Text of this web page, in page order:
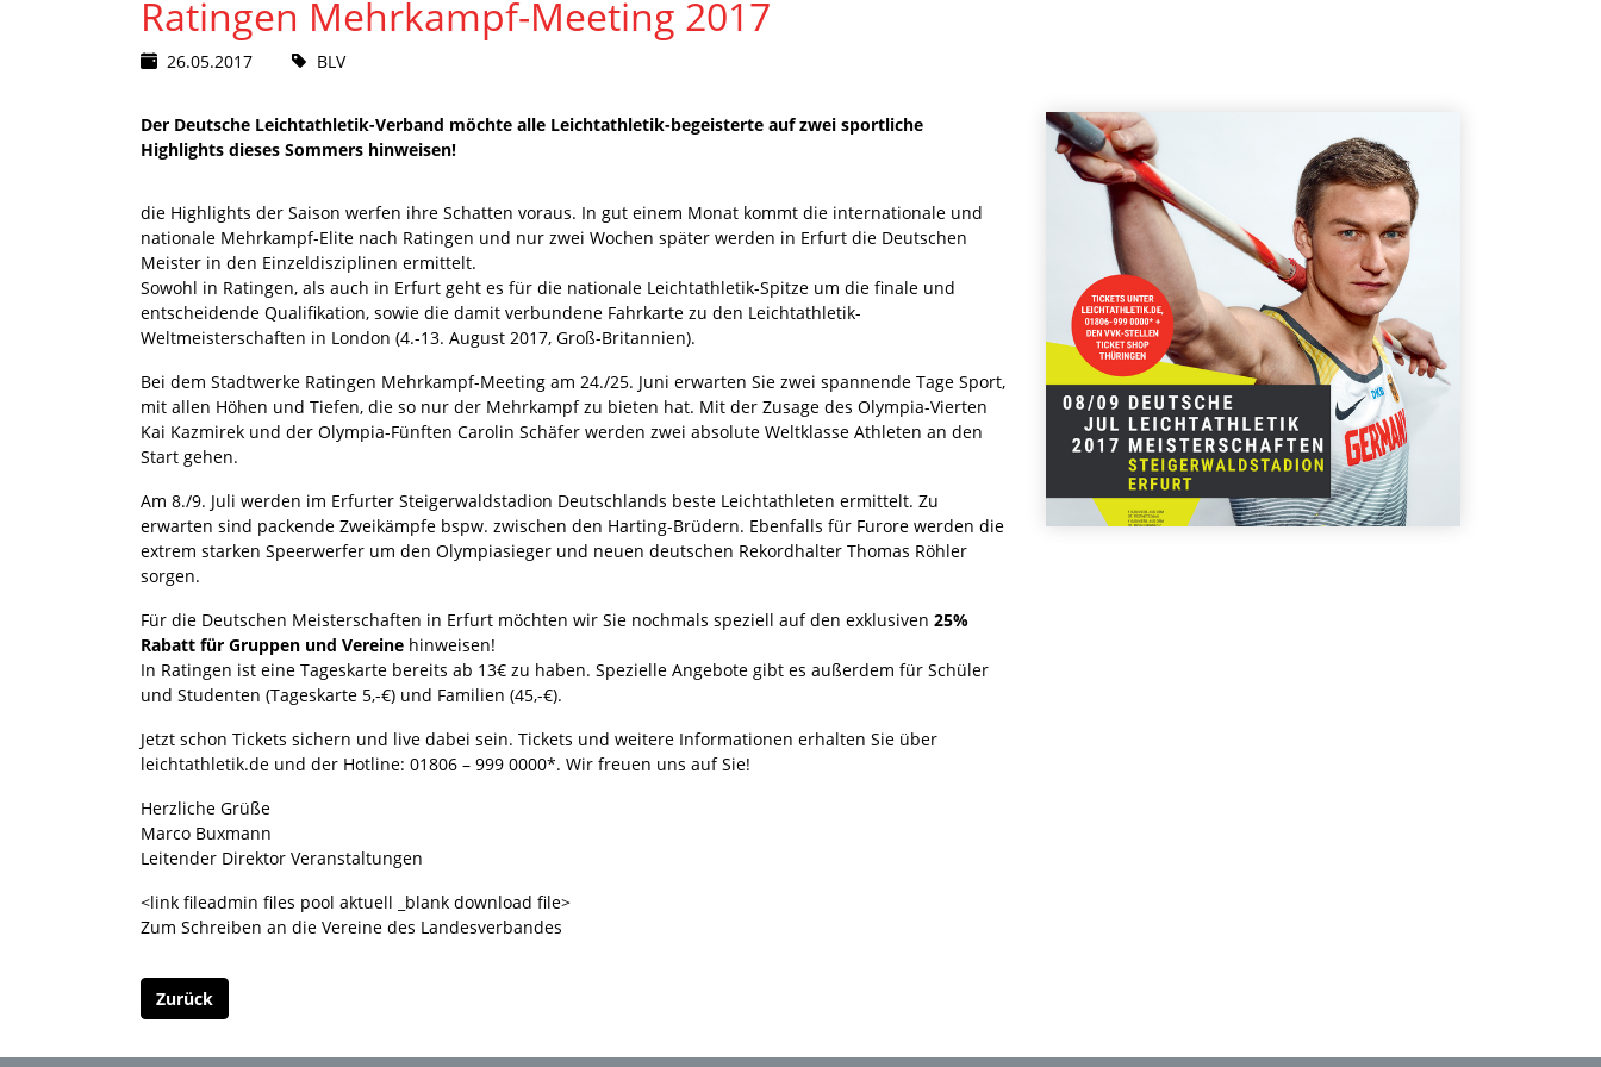
Ratingen Mehrkampf-Meeting 2017
26.05.2017 BLV
Der Deutsche Leichtathletik-Verband möchte alle Leichtathletik-begeisterte auf zwei sportliche
Highlights dieses Sommers hinweisen!
die Highlights der Saison werfen ihre Schatten voraus. In gut einem Monat kommt die internationale und
nationale Mehrkampf-Elite nach Ratingen und nur zwei Wochen später werden in Erfurt die Deutschen
Meister in den Einzeldisziplinen ermittelt.
Sowohl in Ratingen, als auch in Erfurt geht es für die nationale Leichtathletik-Spitze um die finale und
entscheidende Qualifikation, sowie die damit verbundene Fahrkarte zu den Leichtathletik-
Weltmeisterschaften in London (4.-13. August 2017, Groß-Britannien).
Bei dem Stadtwerke Ratingen Mehrkampf-Meeting am 24./25. Juni erwarten Sie zwei spannende Tage Sport,
mit allen Höhen und Tiefen, die so nur der Mehrkampf zu bieten hat. Mit der Zusage des Olympia-Vierten
Kai Kazmirek und der Olympia-Fünften Carolin Schäfer werden zwei absolute Weltklasse Athleten an den
Start gehen.
Am 8./9. Juli werden im Erfurter Steigerwaldstadion Deutschlands beste Leichtathleten ermittelt. Zu
erwarten sind packende Zweikämpfe bspw. zwischen den Harting-Brüdern. Ebenfalls für Furore werden die
extrem starken Speerwerfer um den Olympiasieger und neuen deutschen Rekordhalter Thomas Röhler
sorgen.
Für die Deutschen Meisterschaften in Erfurt möchten wir Sie nochmals speziell auf den exklusiven 25%
Rabatt für Gruppen und Vereine hinweisen!
In Ratingen ist eine Tageskarte bereits ab 13€ zu haben. Spezielle Angebote gibt es außerdem für Schüler
und Studenten (Tageskarte 5,-€) und Familien (45,-€).
Jetzt schon Tickets sichern und live dabei sein. Tickets und weitere Informationen erhalten Sie über
leichtathletik.de und der Hotline: 01806 – 999 0000*. Wir freuen uns auf Sie!
Herzliche Grüße
Marco Buxmann
Leitender Direktor Veranstaltungen
<link fileadmin files pool aktuell _blank download file>
Zum Schreiben an die Vereine des Landesverbandes
Zurück